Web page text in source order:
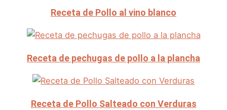
Receta de Pollo al vino blanco
Receta de pechugas de pollo a la plancha
Receta de Pollo Salteado con Verduras